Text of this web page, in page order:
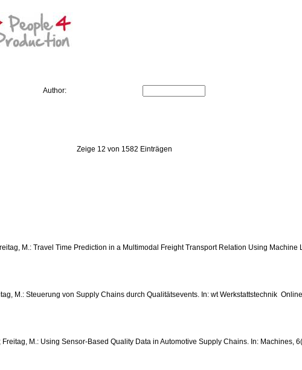
Author:
Zeige 12 von 1582 Einträgen
M.: Travel Time Prediction in a Multimodal Freight Transport Relation Using
M.: Steuerung von Supply Chains durch Qualitätsevents. In: wt Werkstattstechnik 
Freitag, M.: Using Sensor-Based Quality Data in Automotive Supply Chains. In: Machines,